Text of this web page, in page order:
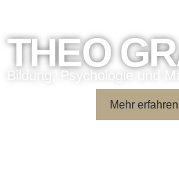
THEO
Bildung, Psychologie und
Mehr erfahren